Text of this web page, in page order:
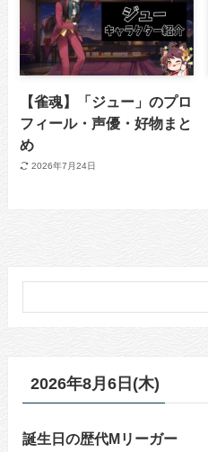
【雀魂】「ジュー」のプロ
フィール・声優・好物まと
め
2026年7月24日
2026年8月6日(木)
誕生日の歴代Mリーガー